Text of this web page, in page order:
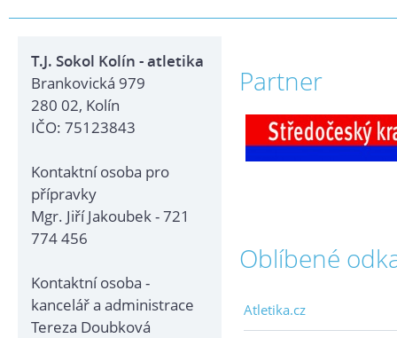
T.J. Sokol Kolín - atletika
Brankovická 979
280 02, Kolín
IČO: 75123843
Kontaktní osoba pro
přípravky
Mgr. Jiří Jakoubek - 721
774 456
Kontaktní osoba -
kancelář a administrace
Tereza Doubková
Partner
Oblíbené
Atletika.cz